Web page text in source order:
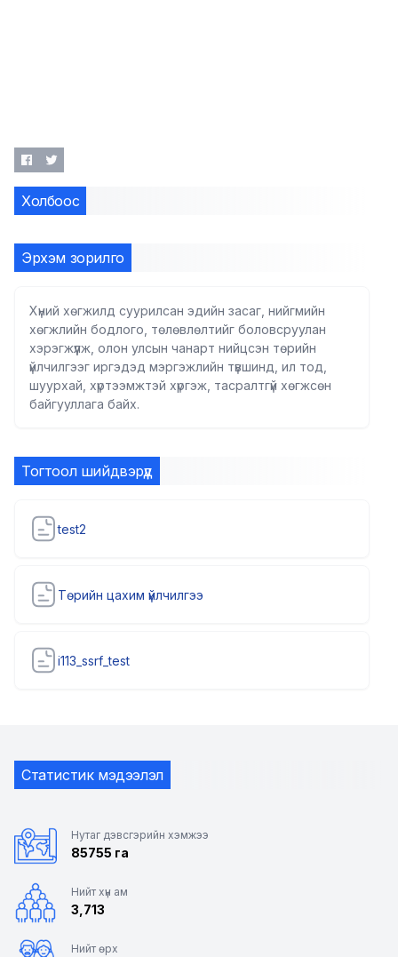
Холбоос
Эрхэм зорилго
Хүний хөгжилд суурилсан эдийн засаг, нийгмийн
хөгжлийн бодлого, төлөвлөлтийг боловсруулан
хэрэгжүүлж, олон улсын чанарт нийцсэн төрийн
үйлчилгээг иргэдэд мэргэжлийн түвшинд, ил тод,
шуурхай, хүртээмжтэй хүргэж, тасралтгүй хөгжсөн
байгууллага байх.
Тогтоол шийдвэрүүд
test2
Төрийн цахим үйлчилгээ
i113_ssrf_test
Статистик мэдээлэл
Нутаг дэвсгэрийн хэмжээ
85755 га
Нийт хүн ам
3,713
Нийт өрх